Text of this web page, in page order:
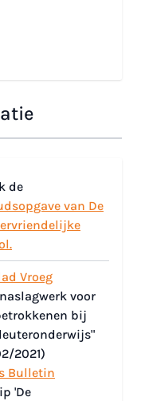
de
van De
Vroeg
voor
bij
2021)
Bulletin
'De